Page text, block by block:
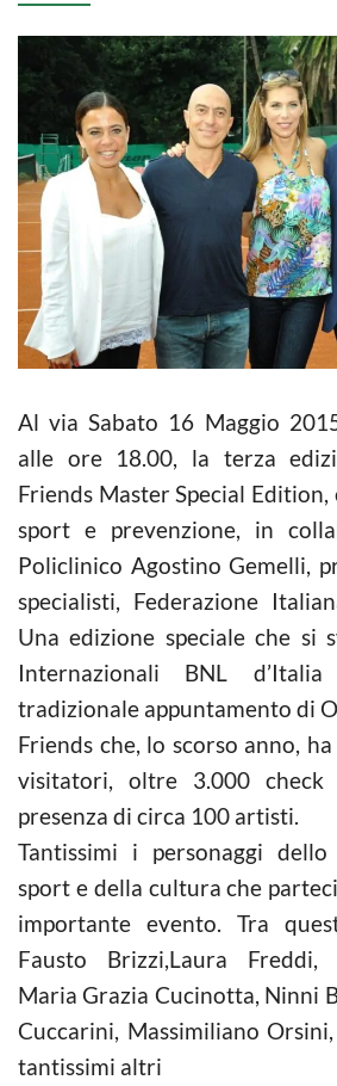
Al via Sabato 16 Maggio
alle ore 18.00, la terza
Friends Master Special
sport e prevenzione, in
Policlinico Agostino Gemelli,
specialisti, Federazione
Una edizione speciale che si
Internazionali BNL
tradizionale appuntamento di
Friends che, lo scorso anno,
visitatori, oltre 3.000
presenza di circa 100 artisti.
Tantissimi i personaggi
sport e della cultura che
importante evento. Tra
Fausto Brizzi,Laura Freddi,
Maria Grazia Cucinotta, Ninni
Cuccarini, Massimiliano
tantissimi altri